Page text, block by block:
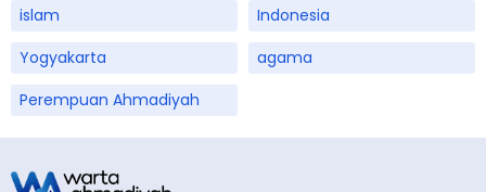
islam
Indonesia
Yogyakarta
agama
Perempuan Ahmadiyah